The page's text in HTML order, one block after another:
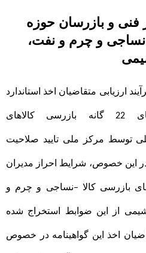
فنی و بازرسان حوزه
نساجی و چرم و نفت،
ارزیابی متقاضیان اخذ استاندارد
17020 در حوزه های 22 گانه بازرسی کالاهای
توسط مرکز ملی تایید صلاحیت
این خصوص، شرایط احراز مدیران
بازرسی کالا –نساجی و چرم و
از این ضوابط استخراج شده
اخذ این گواهینامه در خصوص